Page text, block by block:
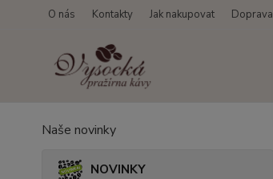
O nás Kontakty Jak nakupovat Doprava
Naše novinky
NOVINKY